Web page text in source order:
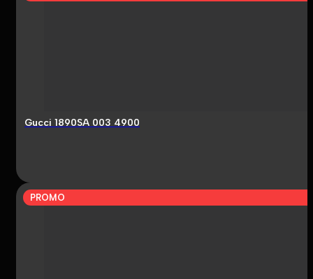
Gucci 1890SA 003 4900
PROMO